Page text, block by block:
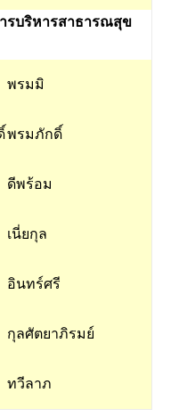
รบริหารสาธารณสุข
พรมมิ
พรมภักดิ์
ดีพร้อม
เนี่ยกุล
อินทร์ศรี
กุลศัตยาภิรมย์
ทวีลาภ